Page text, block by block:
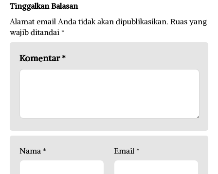
Tinggalkan Balasan
Alamat email Anda tidak akan dipublikasikan. Ruas yang
wajib ditandai *
Komentar*
Nama * Email *